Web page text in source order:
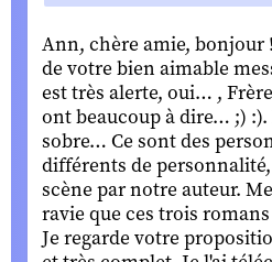
Ann, chère amie,
de votre bien aimable
est très alerte, oui… ,
ont beaucoup à dire… ;) :).
sobre… Ce sont des
différents de
scène par notre auteur.
ravie que ces trois
Je regarde votre